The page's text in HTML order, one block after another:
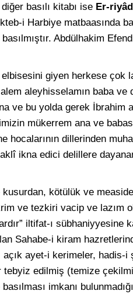
basılı kitabı ise Er-
i Harbiye matbaasında
Abdülhakim
giyen herkese çok
aleyhisselamın baba ve
ve bu yolda gerek İbrahim
mükerrem ana ve
hocalarının dillerinden
ikna edici delillere
kötülük ve
ve tezkiri vacip ve lazım
iltifat-ı sübhaniyyesine
Sahabe-i kiram
ayet-i kerimeler, hadis-i
edilmiş (temize
imkanı